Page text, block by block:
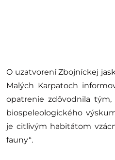
O uzatvorení Zbojníckej
Malých Karpatoch
opatrenie zdôvodnila tým,
biospeleologického
je citlivým habitátom
fauny“.